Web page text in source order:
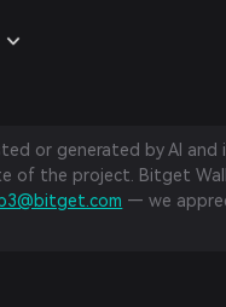
or generated by AI
the project. Bitget
— we